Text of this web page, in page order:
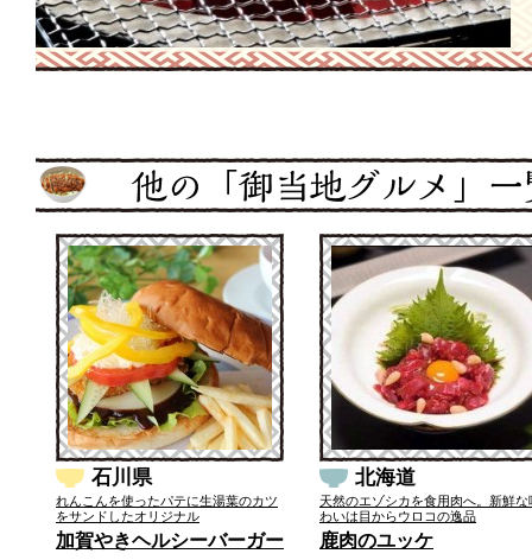
石川県
れんこんを使ったパテに生湯葉のカツ
をサンドしたオリジナル
加賀やきヘルシーバーガー
北海道
天然のエゾシカを食用肉へ。新鮮な
わいは目からウロコの逸品
鹿肉のユッケ